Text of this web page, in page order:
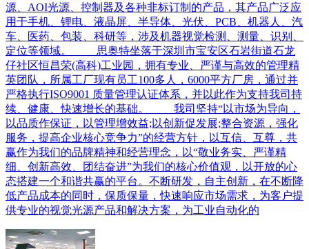
源、AOI光源、控制器及各种非标订制的产品，其产品广泛应
用于手机、锂电、液晶屏、半导体、光伏、PCB、机器人、汽
车、医药、包装、科研等，涉及机器视觉检测、测量、识别、
定位等领域。 思奥特坐落于深圳市宝安区石岩街道石龙
仔社区恒昌荣(高科)工业园，拥有专业、严谨与高效的管理精
英团队，所属工厂现有员工100多人，6000平方厂房，通过并
严格执行ISO9001 质量管理认证体系，并以此作为支持我司持
续、健康、快速增长的基础。 我司坚持“以市场为导向，
以品质作保证，以管理增效益;以创新促发展;整合资源，强化
服务，提高企业核心竞争力”的经营方针，以互信、互尊，共
赢作为我们的品牌精神和经营理念，以“敬业务实、严谨精
细、创新高效、团结奋进”为我们的核心价值观，以开放的心
态搭建一个和谐共赢的平台。不断研发，自主创新，在不断降
低产品成本的同时，保质保量，快速响应市场需求，为客户提
供专业的视觉光源产品和解决方案，为工业自动化的